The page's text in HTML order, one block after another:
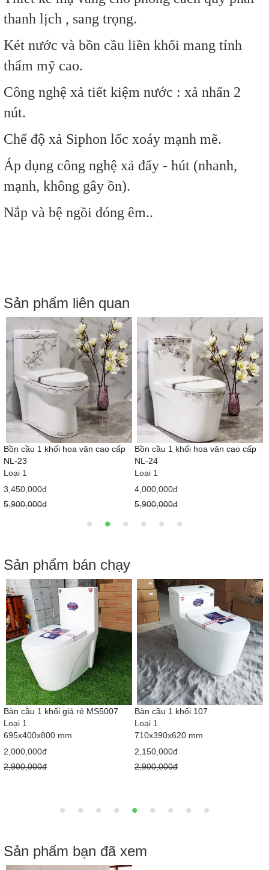
thanh lịch , sang trọng.
Két nước và bồn cầu liền khối mang tính
thẩm mỹ cao.
Công nghệ xả tiết kiệm nước : xả nhấn 2
nút.
Chế độ xả Siphon lốc xoáy mạnh mẽ.
Áp dụng công nghệ xả đẩy - hút (nhanh,
mạnh, không gây ồn).
Nắp và bệ ngồi đóng êm..
Sản phẩm liên quan
Bồn cầu 1 khối hoa văn cao cấp
NL-23
Loại 1
3,450,000đ
5,900,000đ
Bồn cầu 1 khối hoa văn cao cấp
NL-24
Loại 1
4,000,000đ
5,900,000đ
Sản phẩm bán chạy
Bàn cầu 1 khối giá rẻ MS5007
Loại 1
695x400x800 mm
2,000,000đ
2,900,000đ
Bàn cầu 1 khối 107
Loại 1
710x390x620 mm
2,150,000đ
2,900,000đ
Sản phẩm bạn đã xem